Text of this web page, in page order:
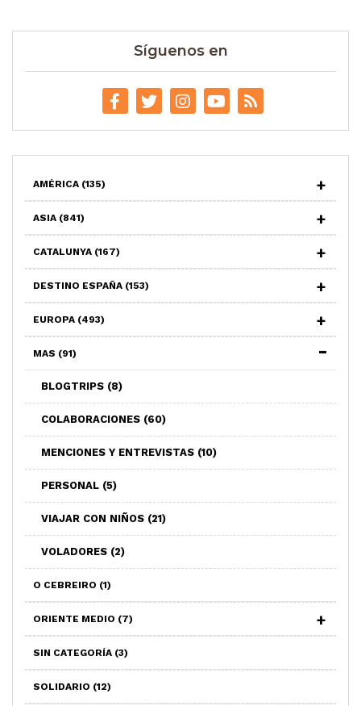
Síguenos en
AMÉRICA (135)
ASIA (841)
CATALUNYA (167)
DESTINO ESPAÑA (153)
EUROPA (493)
MAS (91)
BLOGTRIPS (8)
COLABORACIONES (60)
MENCIONES Y ENTREVISTAS (10)
PERSONAL (5)
VIAJAR CON NIÑOS (21)
VOLADORES (2)
O CEBREIRO (1)
ORIENTE MEDIO (7)
SIN CATEGORÍA (3)
SOLIDARIO (12)